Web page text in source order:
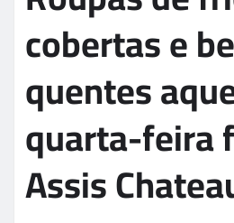
cobertas e
quentes
quarta-feira
Assis